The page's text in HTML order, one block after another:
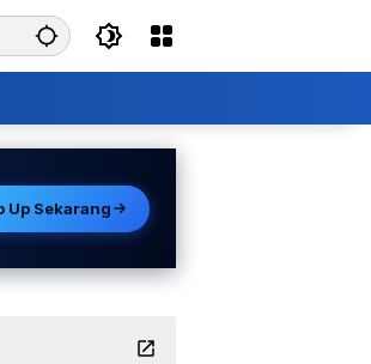
Up Sekarang